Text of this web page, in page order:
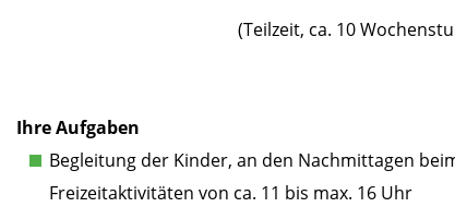
(Teilzeit, ca. 10
Ihre Aufgaben
Begleitung der Kinder, an den Nachmittagen
Freizeitaktivitäten von ca. 11 bis max. 16 Uhr